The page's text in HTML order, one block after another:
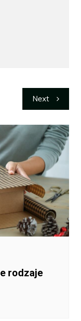
Next
rodzaje